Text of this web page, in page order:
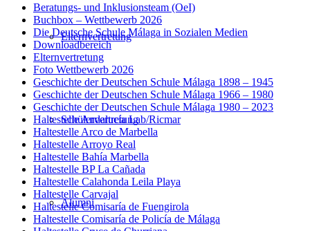
Elternvertretung
Schülervertretung
Alumni
Beratungs- und Inklusionsteam (OeI)
Buchbox – Wettbewerb 2026
Die Deutsche Schule Málaga in Sozialen Medien
Downloadbereich
Elternvertretung
Foto Wettbewerb 2026
Geschichte der Deutschen Schule Málaga 1898 – 1945
Geschichte der Deutschen Schule Málaga 1966 – 1980
Geschichte der Deutschen Schule Málaga 1980 – 2023
Haltestelle Andalucía Lab/Ricmar
Haltestelle Arco de Marbella
Haltestelle Arroyo Real
Haltestelle Bahía Marbella
Haltestelle BP La Cañada
Haltestelle Calahonda Leila Playa
Haltestelle Carvajal
Haltestelle Comisaría de Fuengirola
Haltestelle Comisaría de Policía de Málaga